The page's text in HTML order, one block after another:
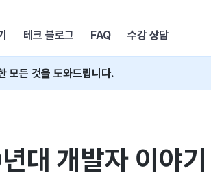
테크 블로그 FAQ 수강 상담
모든 것을 도와드립니다.
대 개발자 이야기